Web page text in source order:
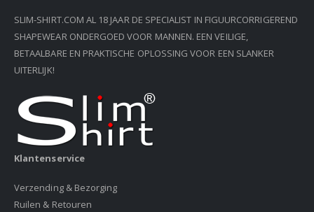
SLIM-SHIRT.COM AL 18 JAAR DE SPECIALIST IN FIGUURCORRIGEREND
SHAPEWEAR ONDERGOED VOOR MANNEN. EEN VEILIGE,
BETAALBARE EN PRAKTISCHE OPLOSSING VOOR EEN SLANKER
UITERLIJK!
Klantenservice
Verzending & Bezorging
Ruilen & Retouren